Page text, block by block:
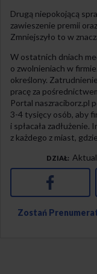
Drugą niepokojącą
zawieszenie premii
Zmniejszyło to w
W ostatnich dniach
o zwolnieniach w
określony.
pracę za
Portal naszraciborz.pl
3-4 tysięcy osób, aby
i spłacała
z każdego z miast,
DZIAŁ
Facebook
Zostań